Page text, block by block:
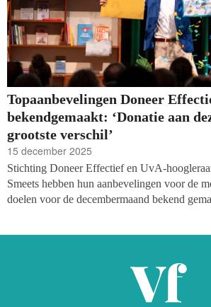
Topaanbevelingen Doneer
bekendgemaakt: ‘Donatie aan
grootste verschil’
15 december 2025
Stichting Doneer Effectief en UvA-
Smeets hebben hun aanbevelingen voor de
doelen voor de decembermaand bekend
voor Animal Welfare Observatory, Nutrition
Cleantech Architechts. Vakblad